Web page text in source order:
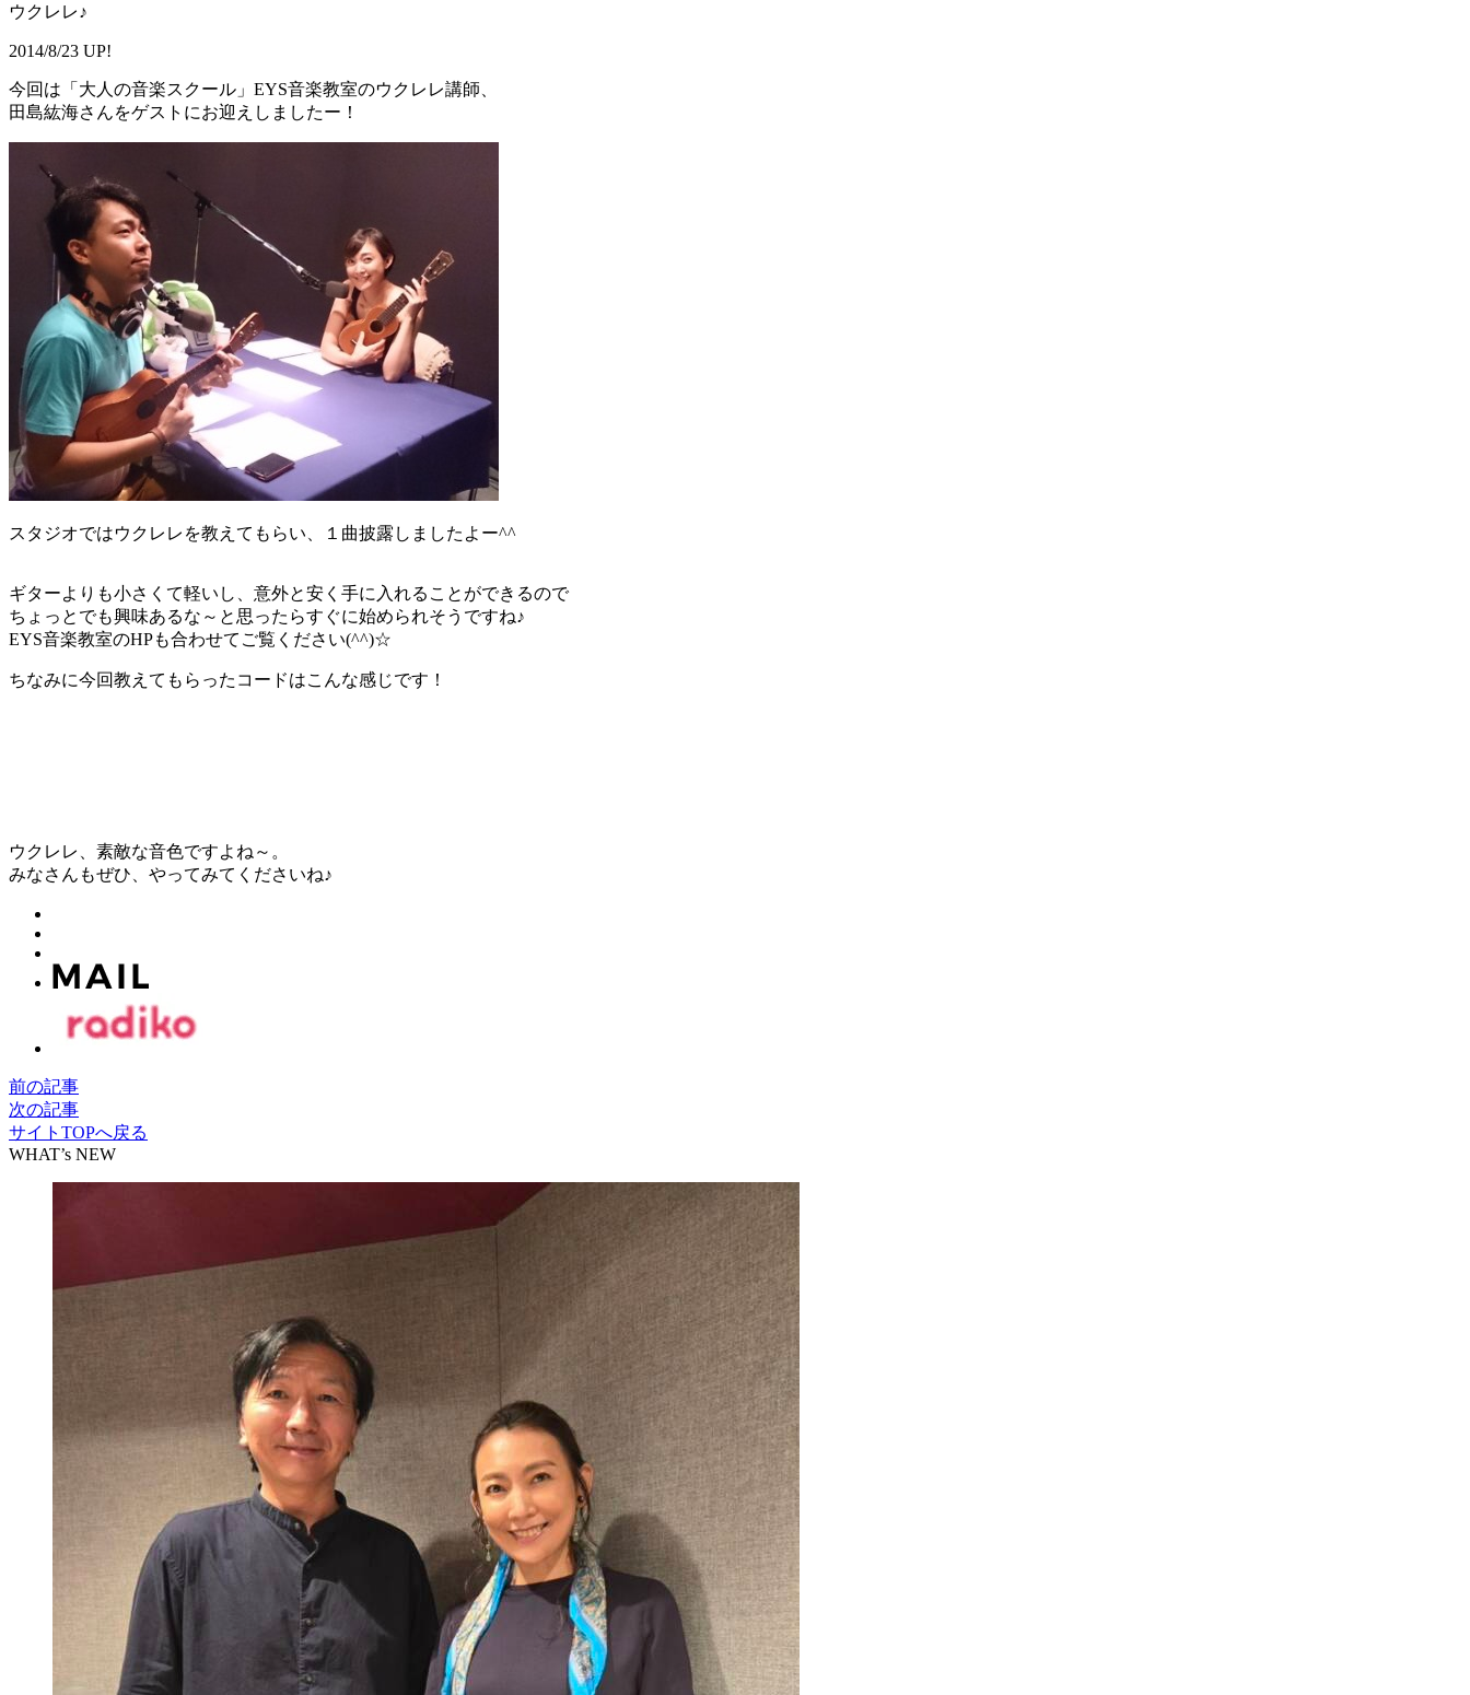
ウクレレ♪
2014/8/23 UP!
今回は「大人の音楽スクール」EYS音楽教室のウクレレ講師、
田島紘海さんをゲストにお迎えしましたー！
スタジオではウクレレを教えてもらい、１曲披露しましたよー^^
ギターよりも小さくて軽いし、意外と安く手に入れることができるので
ちょっとでも興味あるな～と思ったらすぐに始められそうですね♪
EYS音楽教室のHPも合わせてご覧ください(^^)☆
ちなみに今回教えてもらったコードはこんな感じです！
ウクレレ、素敵な音色ですよね～。
みなさんもぜひ、やってみてくださいね♪
前の記事
次の記事
サイトTOPへ戻る
WHAT’s NEW